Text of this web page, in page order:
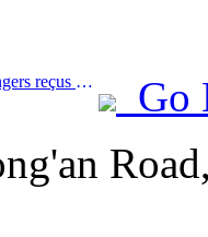
Prev:Le nombre de touristes étrangers reçus par Jinjiang Hotels (Chine) a augmenté de plus de 9 fois par rapport à l'année précédente
Go